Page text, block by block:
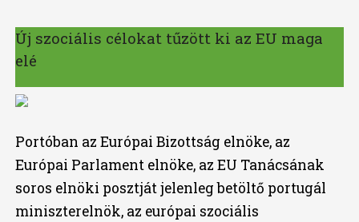
Új szociális célokat tűzött ki az EU maga
elé
Portóban az Európai Bizottság elnöke, az
Európai Parlament elnöke, az EU Tanácsának
soros elnöki posztját jelenleg betöltő portugál
miniszterelnök, az európai szociális